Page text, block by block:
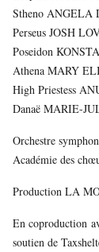
Stheno ANGELA
Perseus JOSH
Poseidon
Athena MARY
High Priestess
Danaë MARIE-
Orchestre
Académie des
Production LA
En coproduction
soutien de